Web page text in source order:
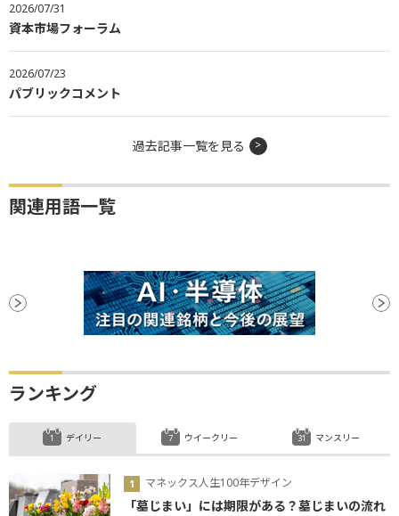
2026/07/31
資本市場フォーラム
2026/07/23
パブリックコメント
過去記事一覧を見る
関連用語一覧
ランキング
デイリー
マネックス人生100年デザイン
「墓じまい」には期限がある？墓じまいの流れ
ウイークリー マンスリー